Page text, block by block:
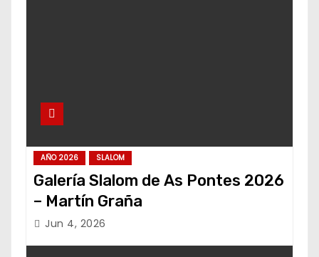
AÑO 2026 SLALOM
Galería Slalom de As Pontes 2026
– Martín Graña
Jun 4, 2026